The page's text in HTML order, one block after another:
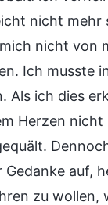
nicht mehr
nicht von
Ich musste
Als ich dies
Herzen nicht
auf,
zu wollen,